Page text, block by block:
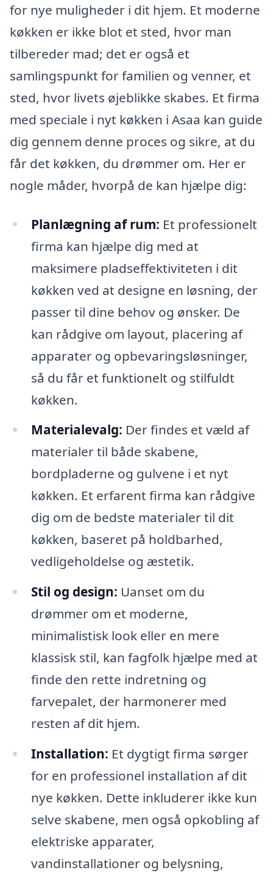
for nye muligheder i dit hjem. Et moderne
køkken er ikke blot et sted, hvor man
tilbereder mad; det er også et
samlingspunkt for familien og venner, et
sted, hvor livets øjeblikke skabes. Et firma
med speciale i nyt køkken i Asaa kan guide
dig gennem denne proces og sikre, at du
får det køkken, du drømmer om. Her er
nogle måder, hvorpå de kan hjælpe dig:
Planlægning af rum: Et professionelt
firma kan hjælpe dig med at
maksimere pladseffektiviteten i dit
køkken ved at designe en løsning, der
passer til dine behov og ønsker. De
kan rådgive om layout, placering af
apparater og opbevaringsløsninger,
så du får et funktionelt og stilfuldt
køkken.
Materialevalg: Der findes et væld af
materialer til både skabene,
bordpladerne og gulvene i et nyt
køkken. Et erfarent firma kan rådgive
dig om de bedste materialer til dit
køkken, baseret på holdbarhed,
vedligeholdelse og æstetik.
Stil og design: Uanset om du
drømmer om et moderne,
minimalistisk look eller en mere
klassisk stil, kan fagfolk hjælpe med at
finde den rette indretning og
farvepalet, der harmonerer med
resten af dit hjem.
Installation: Et dygtigt firma sørger
for en professionel installation af dit
nye køkken. Dette inkluderer ikke kun
selve skabene, men også opkobling af
elektriske apparater,
vandinstallationer og belysning,